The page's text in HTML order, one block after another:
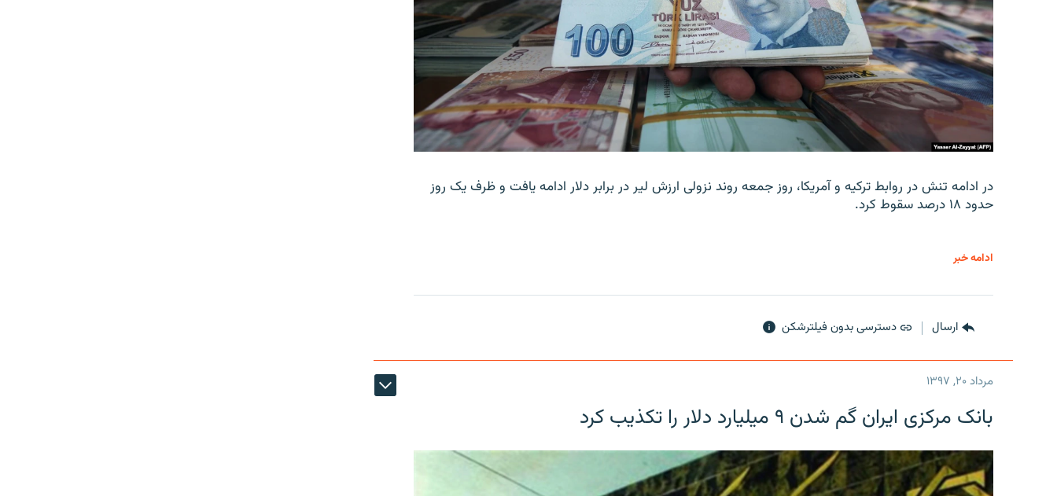
در ادامه تنش در روابط ترکیه و آمریکا، روز جمعه روند نزولی ارزش لیر در برابر دلار ادامه یافت و ظرف یک روز
حدود ۱۸ درصد سقوط کرد.
ادامه خبر
ارسال دسترسی بدون فیلترشکن
مرداد ۲۰, ۱۳۹۷
بانک مرکزی ایران گم شدن ۹ میلیارد دلار را تکذیب کرد